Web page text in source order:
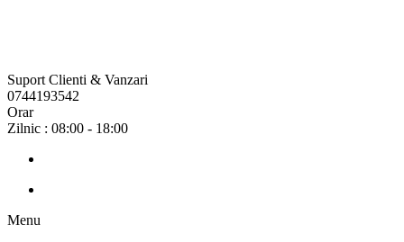
Suport Clienti & Vanzari
0744193542
Orar
Zilnic : 08:00 - 18:00
Menu